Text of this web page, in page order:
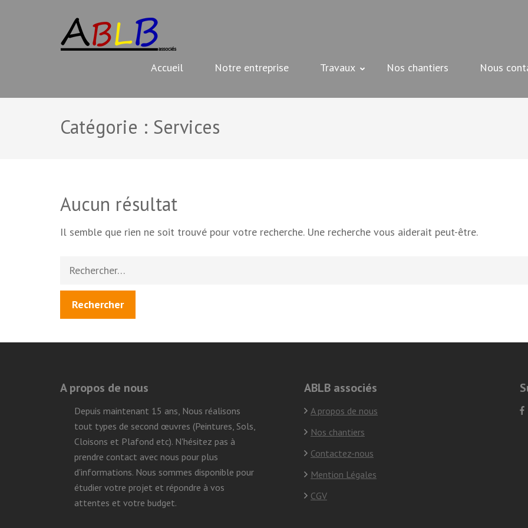
Accueil Notre entreprise Travaux Nos chantiers Nous
Catégorie : Services
Aucun résultat
Il semble que rien ne soit trouvé pour votre recherche. Une recherche vous aiderait peut-être.
Rechercher :
A propos de nous
Depuis maintenant 15 ans, Nous réalisons
tout types de second œuvres (Peintures, Sols,
Cloisons et Plafond etc). N'hésitez pas à
prendre contact avec nous pour plus
d'informations. Nous sommes disponible pour
étudier votre projet et répondre à vos
attentes et votre budget.
ABLB associés
A propos de nous
Nos chantiers
Contactez-nous
Mention Légales
CGV